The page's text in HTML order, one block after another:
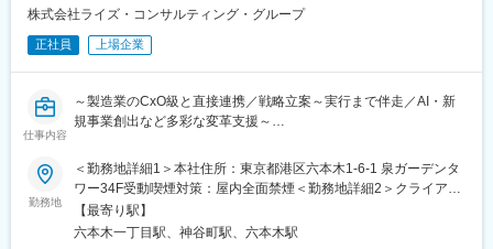
株式会社ライズ・コンサルティング・グループ
正社員 上場企業
仕事内容
～製造業のCxO級と直接連携／戦略立案～実行まで伴走／AI・新
規事業創出など多彩な変革支援～
■ポジションについて：
当社Manufacturing & Innovation (M&I) UnitのStrategyチームに
て、中堅～大手製造業の経営層（CxO級）と直接連携し、企業変
革の戦略立案から新規事業構想、現場での実行定着までを一貫し
て支援します。討議設計や現場実装に深く関与し、クライアント
勤務地
＜勤務地詳細1＞本社住所：東京都港区六本木1-6-1 泉ガーデンタ
ワー34F受動喫煙対策：屋内全面禁煙＜勤務地詳細2＞クライアン
ト先(東京・千葉・埼玉・神奈川)住所：東京都 受動喫煙対策：そ
の他（常駐先による）変更の範囲：会社の定める事業所（リモー
【最寄り駅】
六本木一丁目駅、神谷町駅、六本木駅